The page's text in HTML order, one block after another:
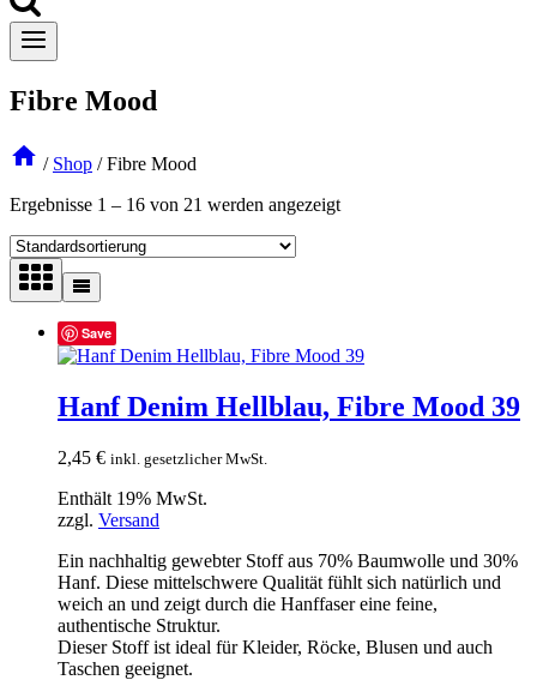
Fibre Mood
/ Shop / Fibre Mood
Ergebnisse 1 – 16 von 21 werden angezeigt
Save
Hanf Denim Hellblau, Fibre Mood 39
2,45 € inkl. gesetzlicher MwSt.
Enthält 19% MwSt.
zzgl. Versand
Ein nachhaltig gewebter Stoff aus 70% Baumwolle und 30%
Hanf. Diese mittelschwere Qualität fühlt sich natürlich und
weich an und zeigt durch die Hanffaser eine feine,
authentische Struktur.
Dieser Stoff ist ideal für Kleider, Röcke, Blusen und auch
Taschen geeignet.